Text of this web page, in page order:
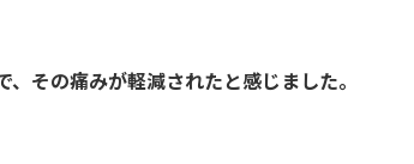
、その痛みが軽減されたと感じました。